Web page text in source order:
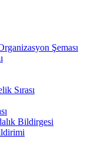
Şeması
Sırası
Bildirgesi